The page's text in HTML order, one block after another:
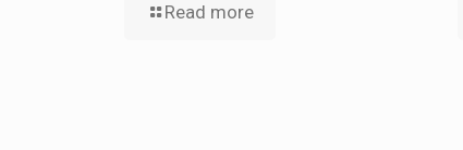
Read more